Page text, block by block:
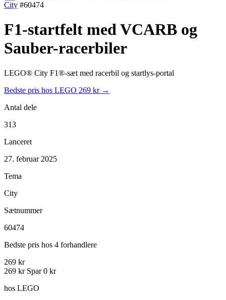
City #60474
F1-startfelt med VCARB og
Sauber-racerbiler
LEGO® City F1®-sæt med racerbil og startlys-portal
Bedste pris hos LEGO 269 kr →
Antal dele
313
Lanceret
27. februar 2025
Tema
City
Sætnummer
60474
Bedste pris hos 4 forhandlere
269 kr
269 kr Spar 0 kr
hos LEGO